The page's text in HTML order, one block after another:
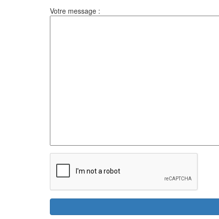
Votre message :